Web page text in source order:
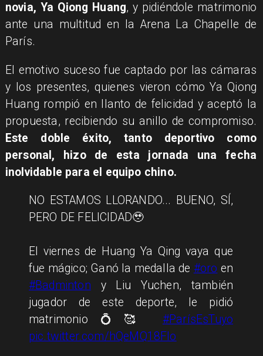
novia, Ya Qiong Huang, y pidiéndole matrimonio
ante una multitud en la Arena La Chapelle de
París.
El emotivo suceso fue captado por las cámaras
y los presentes, quienes vieron cómo Ya Qiong
Huang rompió en llanto de felicidad y aceptó la
propuesta, recibiendo su anillo de compromiso.
Este doble éxito, tanto deportivo como
personal, hizo de esta jornada una fecha
inolvidable para el equipo chino.
NO ESTAMOS LLORANDO... BUENO, SÍ,
PERO DE FELICIDAD🥹
El viernes de Huang Ya Qing vaya que
fue mágico; Ganó la medalla de #oro en
#Badminton y Liu Yuchen, también
jugador de este deporte, le pidió
matrimonio💍🥰 #ParísEsTuyo
pic.twitter.com/hQeMQ18Flo